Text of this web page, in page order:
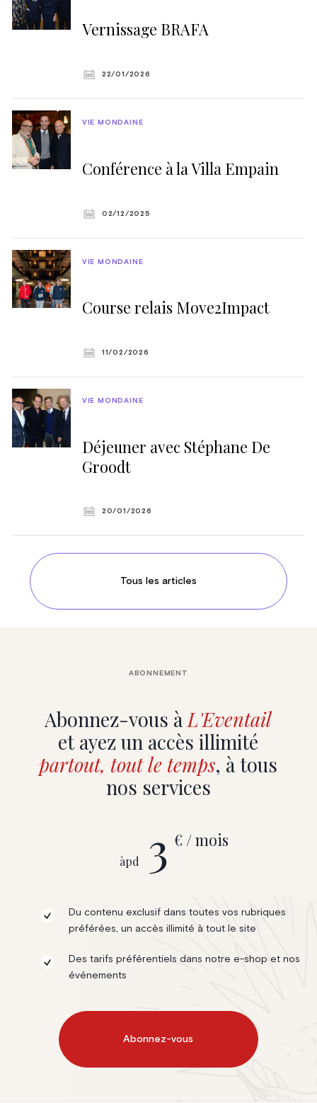
Vernissage BRAFA
22/01/2026
Conférence à la Villa Empain
VIE MONDAINE
02/12/2025
Course relais Move2Impact
VIE MONDAINE
11/02/2026
Déjeuner avec Stéphane De
Groodt
VIE MONDAINE
20/01/2026
Tous les articles
Abonnez-vous àL'Eventail
et ayez un accès illimité
partout, tout le temps, à tous
nos services
ABONNEMENT
àpd 3 € / mois
Du contenu exclusif dans toutes vos rubriques
préférées, un accès illimité à tout le site
Des tarifs préférentiels dans notre e-shop et nos
événements
Abonnez-vous